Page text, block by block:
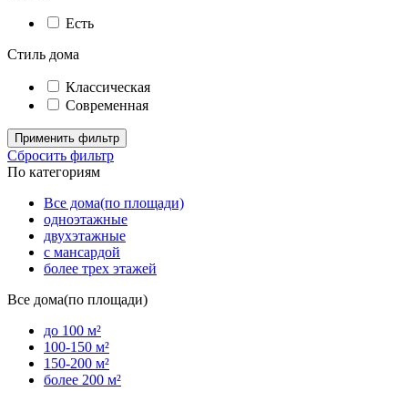
Есть
Стиль дома
Классическая
Современная
Применить фильтр
Сбросить фильтр
По категориям
Все дома(по площади)
одноэтажные
двухэтажные
с мансардой
более трех этажей
Все дома(по площади)
до 100 м²
100-150 м²
150-200 м²
более 200 м²